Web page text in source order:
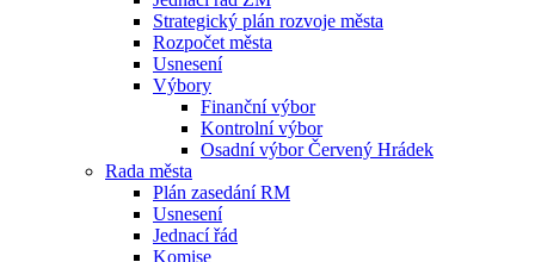
Strategický plán rozvoje města
Rozpočet města
Usnesení
Výbory
Finanční výbor
Kontrolní výbor
Osadní výbor Červený Hrádek
Rada města
Plán zasedání RM
Usnesení
Jednací řád
Komise